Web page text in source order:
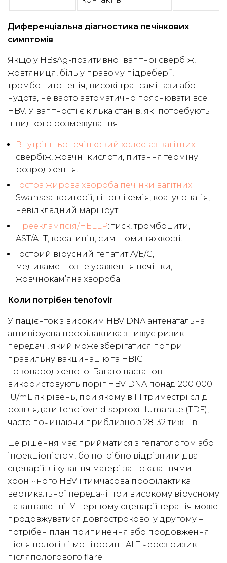
Диференціальна діагностика печінкових
симптомів
Якщо у HBsAg-позитивної вагітної свербіж,
жовтяниця, біль у правому підребер’ї,
тромбоцитопенія, високі трансамінази або
нудота, не варто автоматично пояснювати все
HBV. У вагітності є кілька станів, які потребують
швидкого розмежування.
Внутрішньопечінковий холестаз вагітних:
свербіж, жовчні кислоти, питання терміну
розродження.
Гостра жирова хвороба печінки вагітних:
Swansea-критерії, гіпоглікемія, коагулопатія,
невідкладний маршрут.
Прееклампсія/HELLP: тиск, тромбоцити,
AST/ALT, креатинін, симптоми тяжкості.
Гострий вірусний гепатит A/E/C,
медикаментозне ураження печінки,
жовчнокам’яна хвороба.
Коли потрібен tenofovir
У пацієнток з високим HBV DNA антенатальна
антивірусна профілактика знижує ризик
передачі, який може зберігатися попри
правильну вакцинацію та HBIG
новонародженого. Багато настанов
використовують поріг HBV DNA понад 200 000
IU/mL як рівень, при якому в III триместрі слід
розглядати tenofovir disoproxil fumarate (TDF),
часто починаючи приблизно з 28-32 тижнів.
Це рішення має прийматися з гепатологом або
інфекціоністом, бо потрібно відрізнити два
сценарії: лікування матері за показаннями
хронічного HBV і тимчасова профілактика
вертикальної передачі при високому вірусному
навантаженні. У першому сценарії терапія може
продовжуватися довгостроково; у другому –
потрібен план припинення або продовження
після пологів і моніторинг ALT через ризик
післяпологового flare.